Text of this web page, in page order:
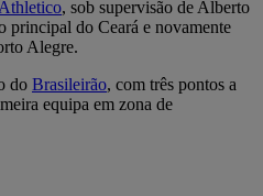
Athletico, sob supervisão de Alberto
principal do Ceará e novamente
Alegre.
do Brasileirão, com três pontos a
equipa em zona de